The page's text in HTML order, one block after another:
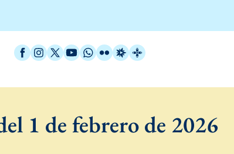
Facebook
Instagram
X / Twitter
YouTube
WhatsApp
FlickrRadio Estel
Catalunya Cristiana
1 de febrero de 2026